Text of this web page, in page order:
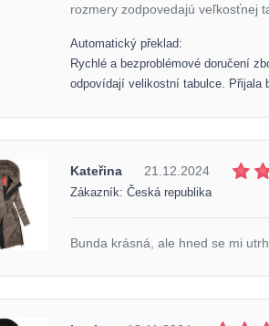
rozmery zodpovedajú veľkosťnej
Automatický překlad:
Rychlé a bezproblémové doručení
odpovídají velikostní tabulce. Přijala
Kateřina 21.12.2024
Zákazník: Česká republika
Bunda krásná, ale hned se mi